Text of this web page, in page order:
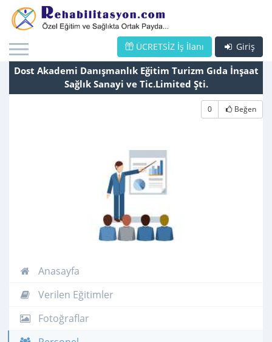
Giriş
ÜCRETSİZ İş İlanı
Dost Akademi Danışmanlık Eğitim Turizm Gıda İnşaat
Sağlık Sanayi ve Tic.Limited Şti.
0 Beğen
Anasayfa
Verilen Eğitimler
Fotoğraflar